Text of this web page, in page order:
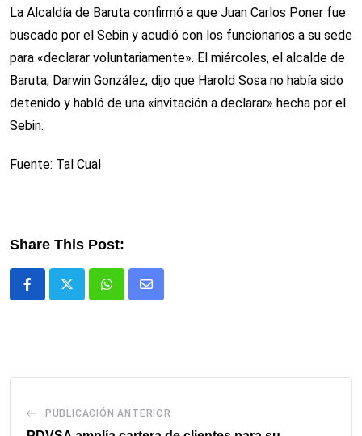
La Alcaldía de Baruta confirmó a que Juan Carlos Poner fue
buscado por el Sebin y acudió con los funcionarios a su sede
para «declarar voluntariamente». El miércoles, el alcalde de
Baruta, Darwin González, dijo que Harold Sosa no había sido
detenido y habló de una «invitación a declarar» hecha por el
Sebin.
Fuente: Tal Cual
Share This Post:
WhatsappComparte
PUBLICACIÓN ANTERIOR